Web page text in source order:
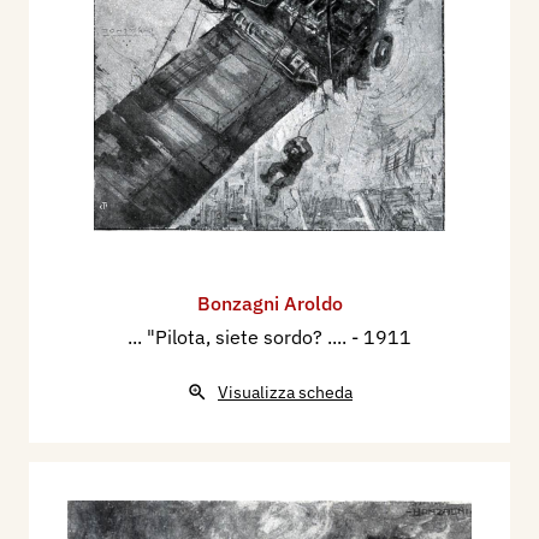
Bonzagni Aroldo
... "Pilota, siete sordo? .... - 1911
Visualizza scheda